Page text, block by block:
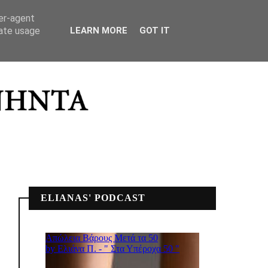
ΜΟΥ
ELIANAS' PODCAST
agent
usage
LEARN MORE GOT IT